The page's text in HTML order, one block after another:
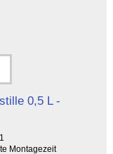
0,5 L -
Montagezeit